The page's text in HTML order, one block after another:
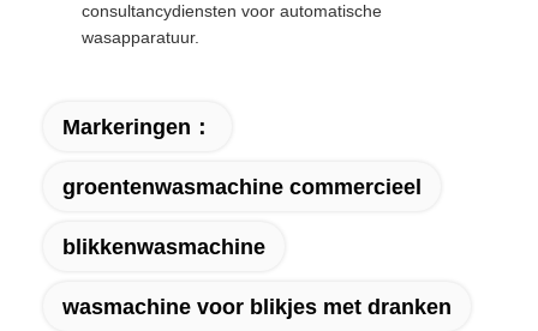
consultancydiensten voor automatische
wasapparatuur.
Markeringen：
groentenwasmachine commercieel
blikkenwasmachine
wasmachine voor blikjes met dranken